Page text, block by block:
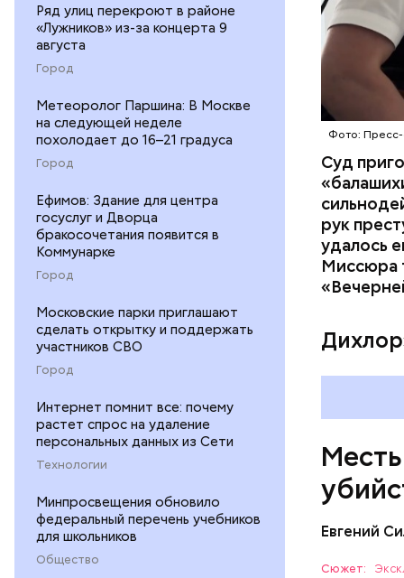
Ряд улиц перекроют в районе
«Лужников» из-за концерта 9
августа
Город
Метеоролог Паршина: В Москве
на следующей неделе
похолодает до 16–21 градуса
Город
Ефимов: Здание для центра
госуслуг и Дворца
бракосочетания появится в
Коммунарке
Город
Московские парки приглашают
сделать открытку и поддержать
участников СВО
Город
Интернет помнит все: почему
растет спрос на удаление
персональных данных из Сети
Технологии
Минпросвещения обновило
федеральный перечень учебников
для школьников
Общество
Фото: Пресс-
Суд
рук
удалось
Миссюра
Евгений
Сюжет:
По